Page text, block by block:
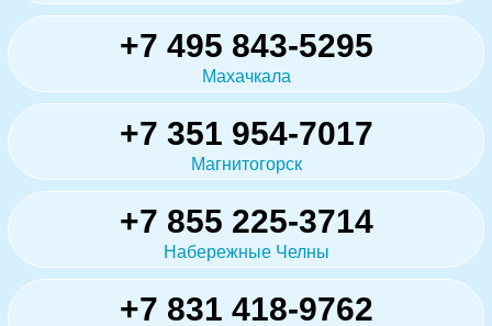
+7 495 843-5295
Махачкала
+7 351 954-7017
Магнитогорск
+7 855 225-3714
Набережные Челны
+7 831 418-9762